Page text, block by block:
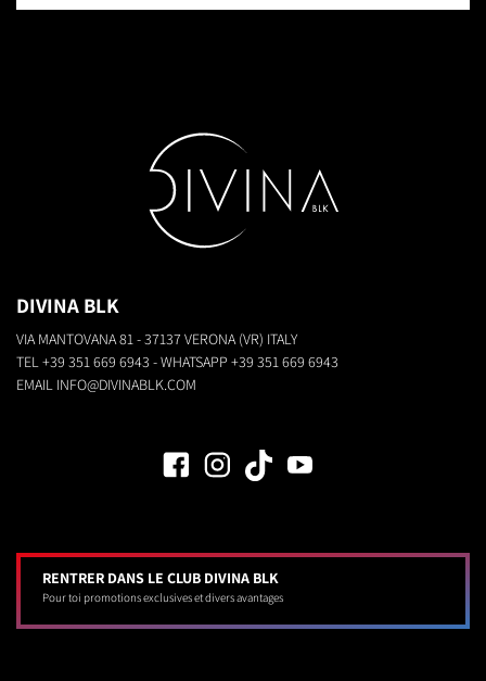
DIVINA BLK
VIA MANTOVANA 81 - 37137 VERONA (VR) ITALY
TEL +39 351 669 6943 - WHATSAPP +39 351 669 6943
EMAIL INFO@DIVINABLK.COM
RENTRER DANS LE CLUB DIVINA BLK
Pour toi promotions exclusives et divers avantages